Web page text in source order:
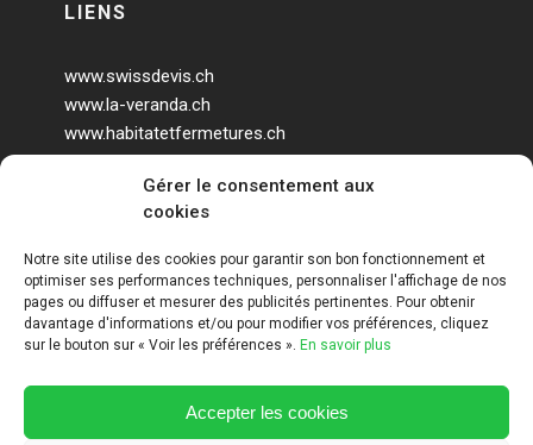
Gérer le consentement aux
cookies
Notre site utilise des cookies pour garantir son bon fonctionnement et
optimiser ses performances techniques, personnaliser l'affichage de nos
pages ou diffuser et mesurer des publicités pertinentes. Pour obtenir
davantage d'informations et/ou pour modifier vos préférences, cliquez
sur le bouton sur « Voir les préférences ». En savoir plus
Accepter les cookies
LIENS
www.swissdevis.ch
www.la-veranda.ch
www.habitatetfermetures.ch
www.veranda-geneve.ch
www.agrandir-sa-maison.ch
www.veranda-design.ch